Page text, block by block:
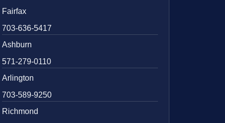
Fairfax
703-636-5417
Ashburn
571-279-0110
Arlington
703-589-9250
Richmond